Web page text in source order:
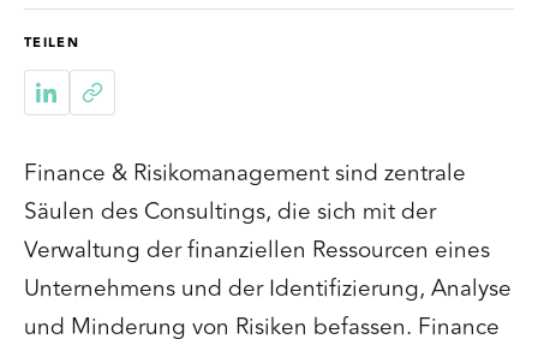
TEILEN
Finance & Risikomanagement sind zentrale
Säulen des Consultings, die sich mit der
Verwaltung der finanziellen Ressourcen eines
Unternehmens und der Identifizierung, Analyse
und Minderung von Risiken befassen. Finance